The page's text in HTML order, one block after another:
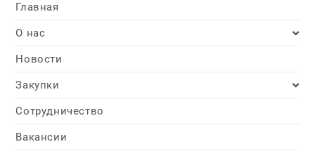
Главная
О нас
Новости
Закупки
Сотрудничество
Вакансии